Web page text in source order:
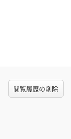
閲覧履歴の削除